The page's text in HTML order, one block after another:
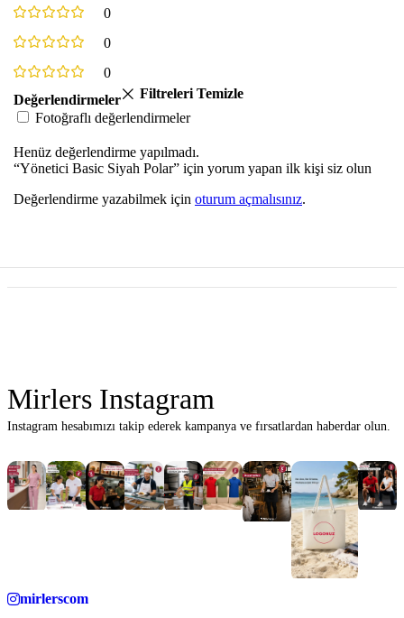
0
0
0
Değerlendirmeler
Filtreleri Temizle
Fotoğraflı değerlendirmeler
Henüz değerlendirme yapılmadı.
“Yönetici Basic Siyah Polar” için yorum yapan ilk kişi siz olun
Değerlendirme yazabilmek için oturum açmalısınız.
Mirlers Instagram
Instagram hesabımızı takip ederek kampanya ve fırsatlardan haberdar olun.
mirlerscom